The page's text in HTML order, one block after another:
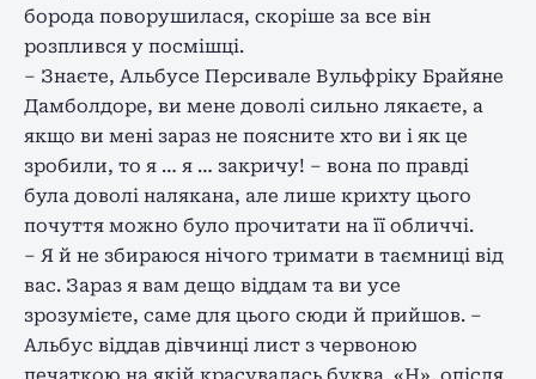
борода поворушилася, скоріше за все він
розплився у посмішці.
– Знаєте, Альбусе Персивале Вульфріку Брайяне
Дамболдоре, ви мене доволі сильно лякаєте, а
якщо ви мені зараз не поясните хто ви і як це
зробили, то я … я … закричу! – вона по правді
була доволі налякана, але лише крихту цього
почуття можно було прочитати на її обличчі.
– Я й не збираюся нічого тримати в таємниці від
вас. Зараз я вам дещо віддам та ви усе
зрозумієте, саме для цього сюди й прийшов. –
Альбус віддав дівчинці лист з червоною